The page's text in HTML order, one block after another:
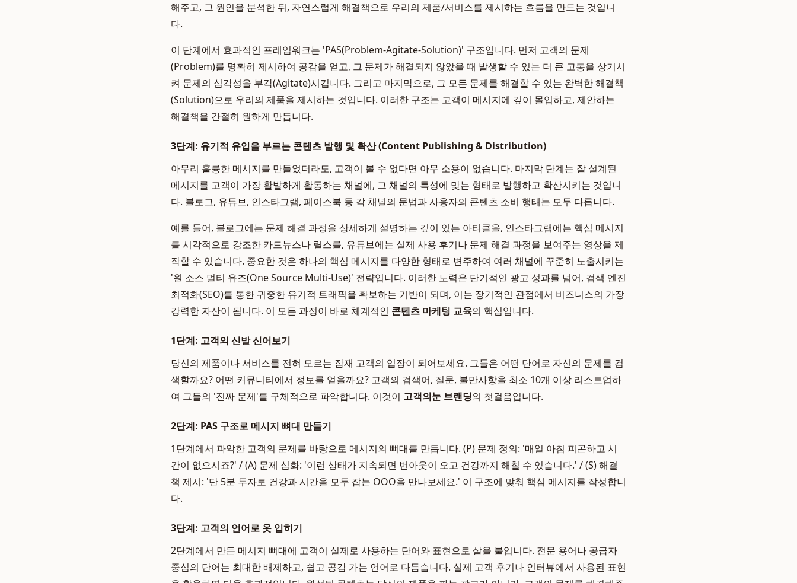
해주고, 그 원인을 분석한 뒤, 자연스럽게 해결책으로 우리의 제품/서비스를 제시하는 흐름을 만드는 것입니
다.
이 단계에서 효과적인 프레임워크는 'PAS(Problem-Agitate-Solution)' 구조입니다. 먼저 고객의 문제
(Problem)를 명확히 제시하여 공감을 얻고, 그 문제가 해결되지 않았을 때 발생할 수 있는 더 큰 고통을 상기시
켜 문제의 심각성을 부각(Agitate)시킵니다. 그리고 마지막으로, 그 모든 문제를 해결할 수 있는 완벽한 해결책
(Solution)으로 우리의 제품을 제시하는 것입니다. 이러한 구조는 고객이 메시지에 깊이 몰입하고, 제안하는
해결책을 간절히 원하게 만듭니다.
3단계: 유기적 유입을 부르는 콘텐츠 발행 및 확산 (Content Publishing & Distribution)
아무리 훌륭한 메시지를 만들었더라도, 고객이 볼 수 없다면 아무 소용이 없습니다. 마지막 단계는 잘 설계된
메시지를 고객이 가장 활발하게 활동하는 채널에, 그 채널의 특성에 맞는 형태로 발행하고 확산시키는 것입니
다. 블로그, 유튜브, 인스타그램, 페이스북 등 각 채널의 문법과 사용자의 콘텐츠 소비 행태는 모두 다릅니다.
예를 들어, 블로그에는 문제 해결 과정을 상세하게 설명하는 깊이 있는 아티클을, 인스타그램에는 핵심 메시지
를 시각적으로 강조한 카드뉴스나 릴스를, 유튜브에는 실제 사용 후기나 문제 해결 과정을 보여주는 영상을 제
작할 수 있습니다. 중요한 것은 하나의 핵심 메시지를 다양한 형태로 변주하여 여러 채널에 꾸준히 노출시키는
'원 소스 멀티 유즈(One Source Multi-Use)' 전략입니다. 이러한 노력은 단기적인 광고 성과를 넘어, 검색 엔진
최적화(SEO)를 통한 귀중한 유기적 트래픽을 확보하는 기반이 되며, 이는 장기적인 관점에서 비즈니스의 가장
강력한 자산이 됩니다. 이 모든 과정이 바로 체계적인 콘텐츠 마케팅 교육의 핵심입니다.
1단계: 고객의 신발 신어보기
당신의 제품이나 서비스를 전혀 모르는 잠재 고객의 입장이 되어보세요. 그들은 어떤 단어로 자신의 문제를 검
색할까요? 어떤 커뮤니티에서 정보를 얻을까요? 고객의 검색어, 질문, 불만사항을 최소 10개 이상 리스트업하
여 그들의 '진짜 문제'를 구체적으로 파악합니다. 이것이 고객의눈 브랜딩의 첫걸음입니다.
2단계: PAS 구조로 메시지 뼈대 만들기
1단계에서 파악한 고객의 문제를 바탕으로 메시지의 뼈대를 만듭니다. (P) 문제 정의: '매일 아침 피곤하고 시
간이 없으시죠?' / (A) 문제 심화: '이런 상태가 지속되면 번아웃이 오고 건강까지 해칠 수 있습니다.' / (S) 해결
책 제시: '단 5분 투자로 건강과 시간을 모두 잡는 OOO을 만나보세요.' 이 구조에 맞춰 핵심 메시지를 작성합니
다.
3단계: 고객의 언어로 옷 입히기
2단계에서 만든 메시지 뼈대에 고객이 실제로 사용하는 단어와 표현으로 살을 붙입니다. 전문 용어나 공급자
중심의 단어는 최대한 배제하고, 쉽고 공감 가는 언어로 다듬습니다. 실제 고객 후기나 인터뷰에서 사용된 표현